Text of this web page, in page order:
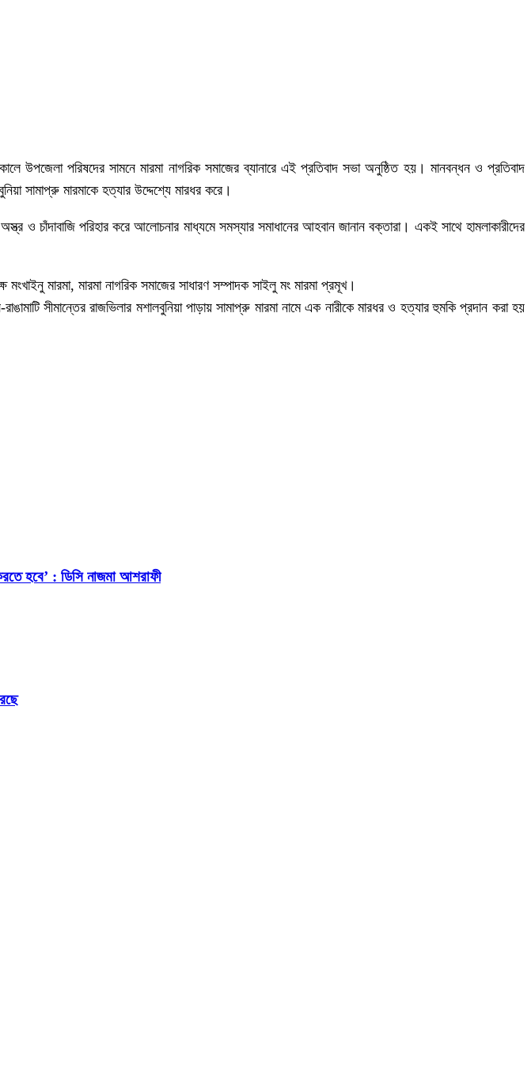
উপজেলা পরিষদের সামনে মারমা নাগরিক সমাজের ব্যানারে এই প্রতিবাদ সভা অনুষ্ঠিত হয়। মানবন্ধন ও প্রতিবাদ
সামাপ্রু মারমাকে হত্যার উদ্দেশ্যে মারধর করে।
ও চাঁদাবাজি পরিহার করে আলোচনার মাধ্যমে সমস্যার সমাধানের আহবান জানান বক্তারা। একই সাথে হামলাকারীদের
মংখাইনু মারমা, মারমা নাগরিক সমাজের সাধারণ সম্পাদক সাইলু মং মারমা প্রমূখ।
সীমান্তের রাজভিলার মশালবুনিয়া পাড়ায় সামাপ্রু মারমা নামে এক নারীকে মারধর ও হত্যার হুমকি প্রদান করা হয়
হবে’ : ডিসি নাজমা আশরাফী